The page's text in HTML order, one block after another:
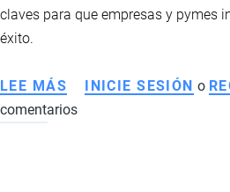
EMPRESAS
claves para que empresas y pymes
éxito.
LEE MÁS SOBRE
COMERCIO
INICIE SESIÓN o
comentarios